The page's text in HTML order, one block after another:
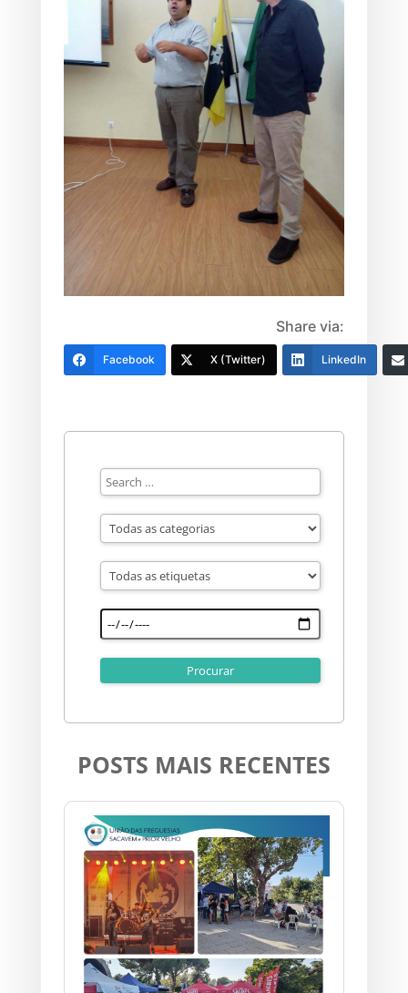
Share via:
Facebook X (Twitter) LinkedIn
POSTS MAIS RECENTES